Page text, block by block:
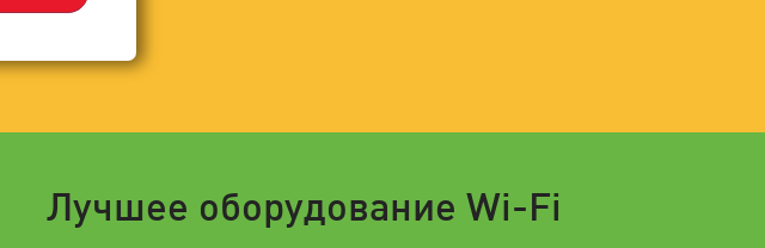
Лучшее оборудование Wi-Fi